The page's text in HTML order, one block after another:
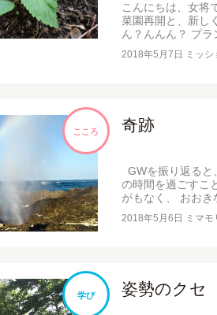
こんにちは、女
菜園再開と、新し
ん？んんん？ プ
2018年5月7日 ミッ
こころ 奇跡
GWを振り返ると
の時間を過ごすこ
がもなく、 おおき
2018年5月6日 ミマ
学び 姿勢のクセ